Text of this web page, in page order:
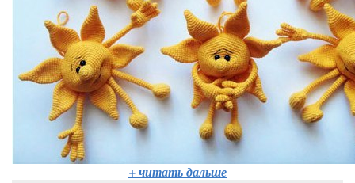
+ читать дальше